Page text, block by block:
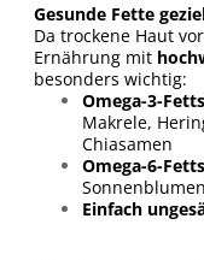
Gesunde Fette
Da trockene Haut
Ernährung mit
besonders wichtig:
Omega-3-
Makrele,
Chiasamen
Omega-6-
Einfach